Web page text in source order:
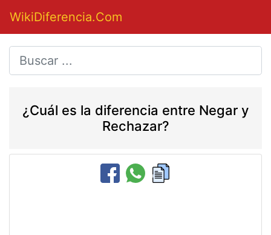
WikiDiferencia.Com
¿Cuál es la diferencia entre Negar y
Rechazar?